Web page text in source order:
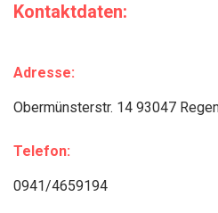
Kontaktdaten:
Adresse:
Obermünsterstr. 14 93047
Telefon:
0941/4659194